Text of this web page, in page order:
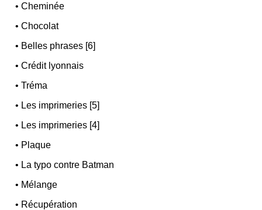
•Cheminée
•Chocolat
• Belles phrases [6]
•Crédit lyonnais
•Tréma
• Les imprimeries [5]
• Les imprimeries [4]
• Plaque
• La typo contre Batman
• Mélange
• Récupération